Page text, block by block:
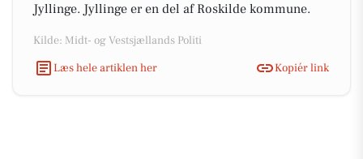
Jyllinge. Jyllinge er en del af Roskilde kommune.
Kilde: Midt- og Vestsjællands Politi
Læs hele artiklen her
Kopiér link